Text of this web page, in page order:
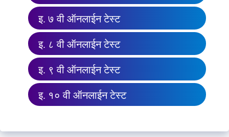
इ. ७ वी ऑनलाईन टेस्ट
इ. ८ वी ऑनलाईन टेस्ट
इ. ९ वी ऑनलाईन टेस्ट
इ. १० वी ऑनलाईन टेस्ट